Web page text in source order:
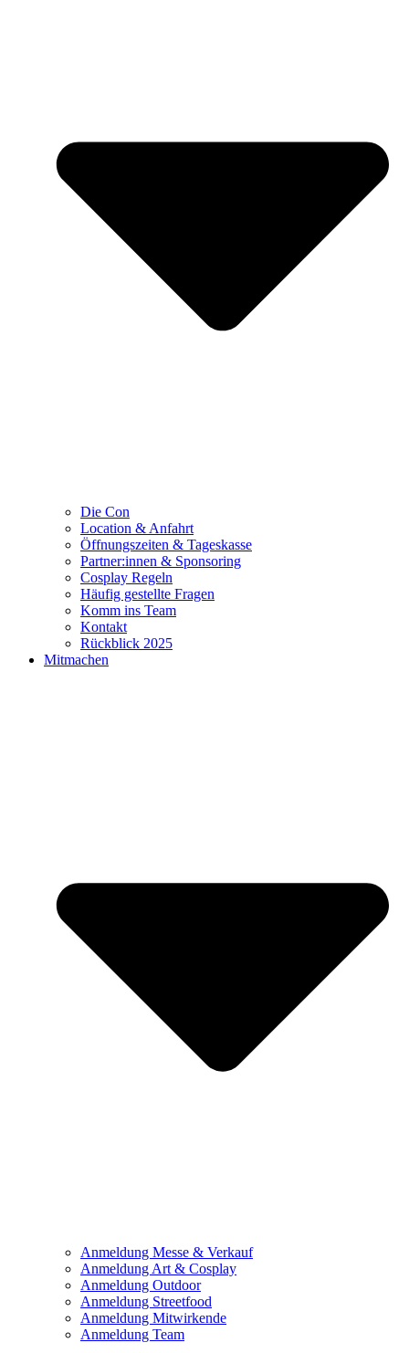
Die Con
Location & Anfahrt
Öffnungszeiten & Tageskasse
Partner:innen & Sponsoring
Cosplay Regeln
Häufig gestellte Fragen
Komm ins Team
Kontakt
Rückblick 2025
Mitmachen
Anmeldung Messe & Verkauf
Anmeldung Art & Cosplay
Anmeldung Outdoor
Anmeldung Streetfood
Anmeldung Mitwirkende
Anmeldung Team